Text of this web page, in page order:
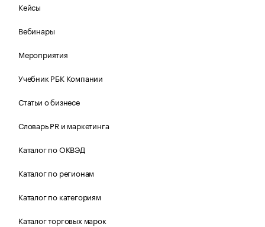
Кейсы
Вебинары
Мероприятия
Учебник РБК Компании
Статьи о бизнесе
Словарь PR и маркетинга
Каталог по ОКВЭД
Каталог по регионам
Каталог по категориям
Каталог торговых марок